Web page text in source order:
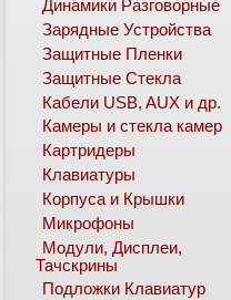
Динамики Разговорные
Зарядные Устройства
Защитные Пленки
Защитные Стекла
Кабели USB, AUX и др.
Камеры и стекла камер
Картридеры
Клавиатуры
Корпуса и Крышки
Микрофоны
Модули, Дисплеи,
Тачскрины
Подложки Клавиатур